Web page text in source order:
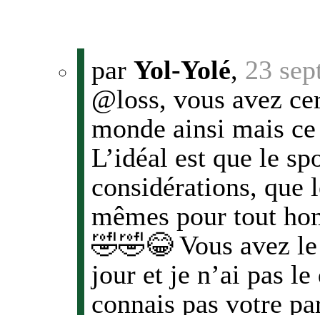
par Yol-Yolé, 23
@loss, vous avez
monde ainsi mais
L’idéal est que le
considérations, que
mêmes pour tout
🤣🤣😂 Vous avez
jour et je n’ai pas
connais pas votre